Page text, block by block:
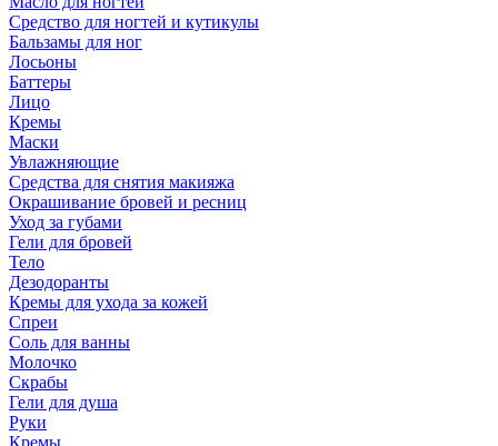
Средство для ногтей и кутикулы
Бальзамы для ног
Лосьоны
Баттеры
Лицо
Кремы
Маски
Увлажняющие
Средства для снятия макияжа
Окрашивание бровей и ресниц
Уход за губами
Гели для бровей
Тело
Дезодоранты
Кремы для ухода за кожей
Спреи
Соль для ванны
Молочко
Скрабы
Гели для душа
Руки
Кремы